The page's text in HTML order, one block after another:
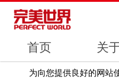
为向您提供良好的网站
首页 关